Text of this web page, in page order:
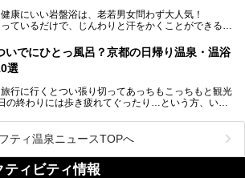
浴施設を紹介します。
しみましょう！
康にいい岩盤浴は、老若男女問わず大人気！
ているだけで、じんわりと汗をかくことができるの
はもちろん、旅先としても人気の京都。
いでに岩盤浴のある温泉に浸かってリフレッシュす
都にある岩盤浴のある施設をピックアップしてご紹
いでにひとっ風呂？京都の日帰り温泉・温浴
選
行に行くとつい張り切ってあっちもこっちもと観光
の終わりには歩き疲れてぐったり…という方、いま
れた身体には温泉です！京都には、市内にも郊外に
らしい温泉がたくさんあります。そこで、日帰り利用
おすすめの温泉・温浴施設をまとめてみました。
ティ温泉ニュースTOPへ
ティビティ情報